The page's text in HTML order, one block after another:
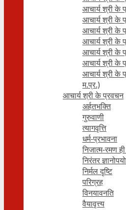
आचार्य श्री के
आचार्य श्री के
आचार्य श्री के
आचार्य श्री के
आचार्य श्री के
आचार्य श्री के
आचार्य श्री के
म.प्र.)
आचार्य श्री के प्रवचन
अर्हतभक्ति
गुरुवाणी
त्यागवृत्ति
धर्म-प्रभावना
निजात्म-रमण
निरंतर
निर्मल दृष्टि
परिग्रह
विनयावनति
वैयावृत्त्य